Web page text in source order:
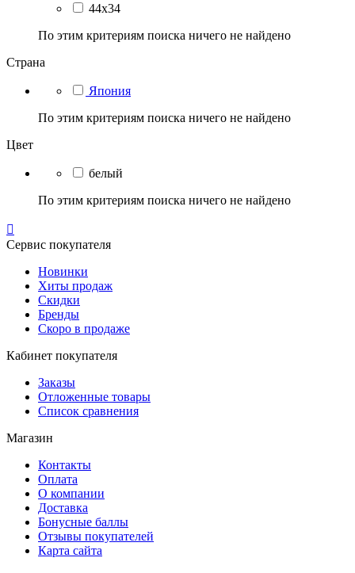
44х34
По этим критериям поиска ничего не найдено
Страна
Япония
По этим критериям поиска ничего не найдено
Цвет
белый
По этим критериям поиска ничего не найдено

Сервис покупателя
Новинки
Хиты продаж
Скидки
Бренды
Скоро в продаже
Кабинет покупателя
Заказы
Отложенные товары
Список сравнения
Магазин
Контакты
Оплата
О компании
Доставка
Бонусные баллы
Отзывы покупателей
Карта сайта